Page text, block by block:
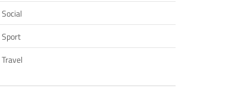
Social
Sport
Travel